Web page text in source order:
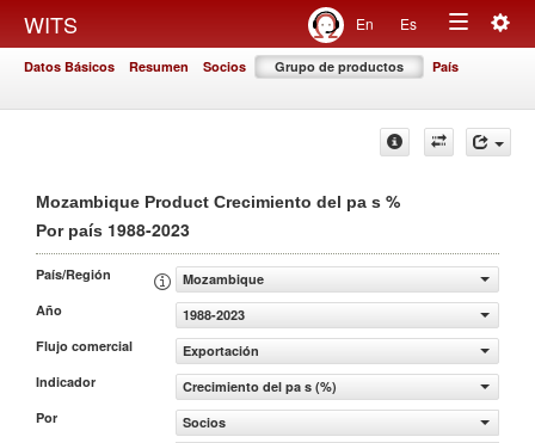
WITS En Es
Toggle
Datos Básicos Resumen Socios Grupo de productos País
Mozambique Product Crecimiento del pa s %
Por país 1988-2023
País/Región
Mozambique
Año
1988-2023
Flujo comercial
Exportación
Indicador
Crecimiento del pa s (%)
Por
Socios